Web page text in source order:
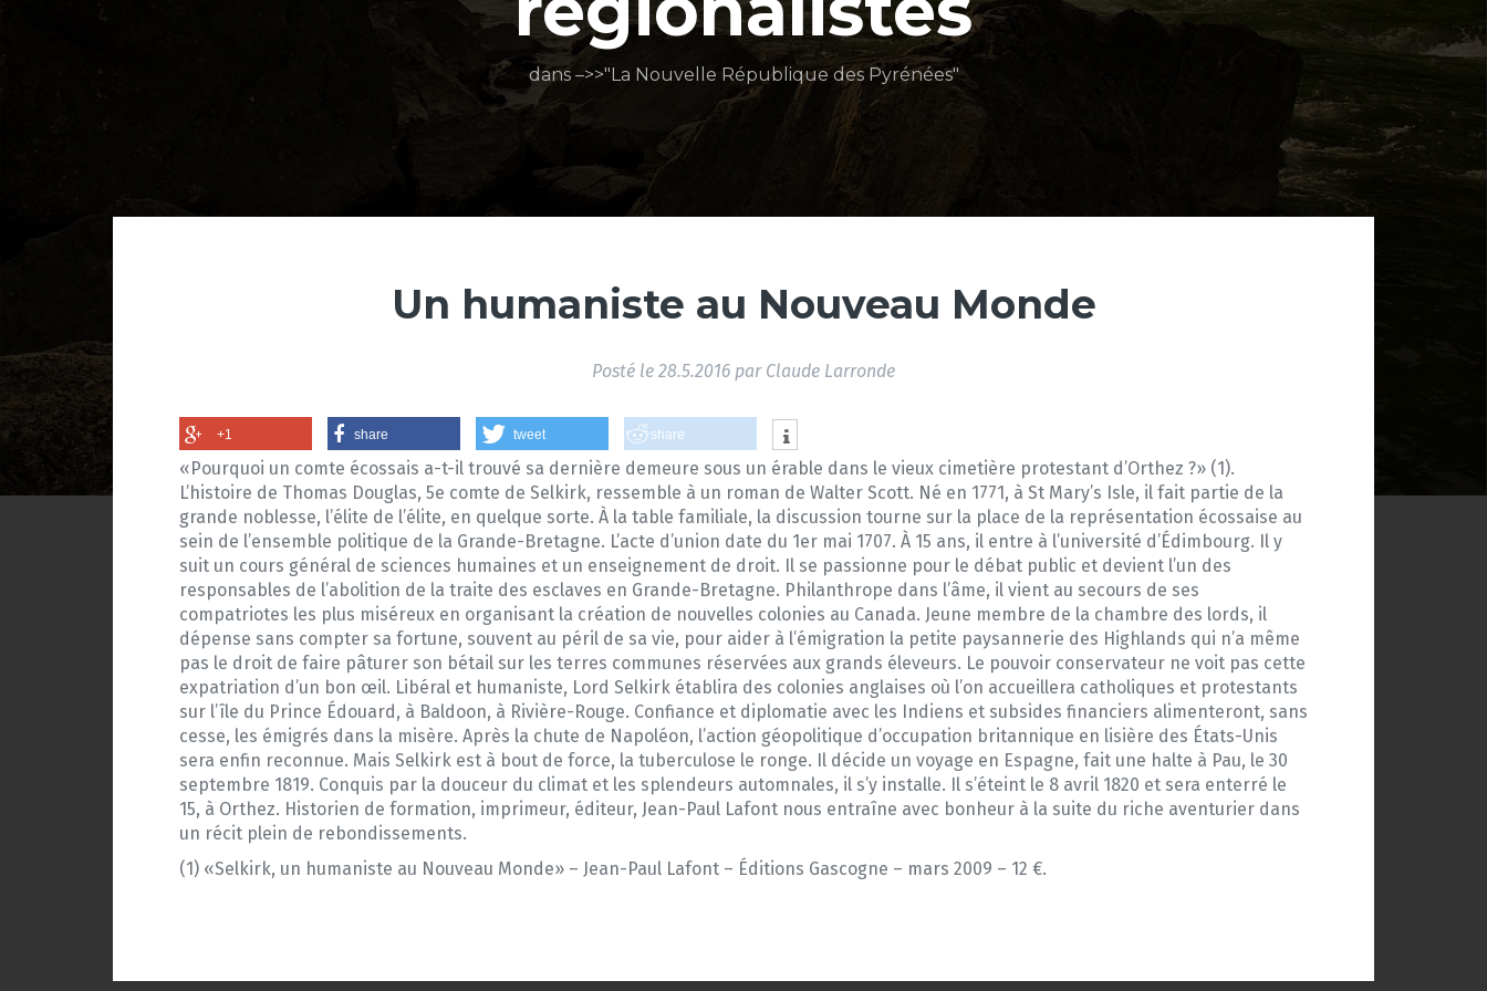
dans –>>"La Nouvelle République des Pyrénées"
Un humaniste au Nouveau Monde
Posté le 28.5.2016 par Claude Larronde
+1 share tweet share
«Pourquoi un comte écossais a-t-il trouvé sa dernière demeure sous un érable dans le vieux cimetière protestant d’Orthez ?» (1).
L’histoire de Thomas Douglas, 5e comte de Selkirk, ressemble à un roman de Walter Scott. Né en 1771, à St Mary’s Isle, il fait partie de la
grande noblesse, l’élite de l’élite, en quelque sorte. À la table familiale, la discussion tourne sur la place de la représentation écossaise au
sein de l’ensemble politique de la Grande-Bretagne. L’acte d’union date du 1er mai 1707. À 15 ans, il entre à l’université d’Édimbourg. Il y
suit un cours général de sciences humaines et un enseignement de droit. Il se passionne pour le débat public et devient l’un des
responsables de l’abolition de la traite des esclaves en Grande-Bretagne. Philanthrope dans l’âme, il vient au secours de ses
compatriotes les plus miséreux en organisant la création de nouvelles colonies au Canada. Jeune membre de la chambre des lords, il
dépense sans compter sa fortune, souvent au péril de sa vie, pour aider à l’émigration la petite paysannerie des Highlands qui n’a même
pas le droit de faire pâturer son bétail sur les terres communes réservées aux grands éleveurs. Le pouvoir conservateur ne voit pas cette
expatriation d’un bon œil. Libéral et humaniste, Lord Selkirk établira des colonies anglaises où l’on accueillera catholiques et protestants
sur l’île du Prince Édouard, à Baldoon, à Rivière-Rouge. Confiance et diplomatie avec les Indiens et subsides financiers alimenteront, sans
cesse, les émigrés dans la misère. Après la chute de Napoléon, l’action géopolitique d’occupation britannique en lisière des États-Unis
sera enfin reconnue. Mais Selkirk est à bout de force, la tuberculose le ronge. Il décide un voyage en Espagne, fait une halte à Pau, le 30
septembre 1819. Conquis par la douceur du climat et les splendeurs automnales, il s’y installe. Il s’éteint le 8 avril 1820 et sera enterré le
15, à Orthez. Historien de formation, imprimeur, éditeur, Jean-Paul Lafont nous entraîne avec bonheur à la suite du riche aventurier dans
un récit plein de rebondissements.
(1) «Selkirk, un humaniste au Nouveau Monde» – Jean-Paul Lafont – Éditions Gascogne – mars 2009 – 12 €.